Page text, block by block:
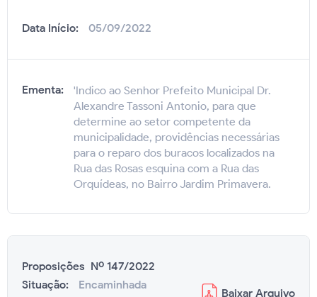
Data Início: 05/09/2022
Ementa:
'Indico ao Senhor Prefeito Municipal Dr.
Alexandre Tassoni Antonio, para que
determine ao setor competente da
municipalidade, providências necessárias
para o reparo dos buracos localizados na
Rua das Rosas esquina com a Rua das
Orquídeas, no Bairro Jardim Primavera.
Proposições Nº 147/2022
Situação:
Encaminhada
Baixar Arquivo